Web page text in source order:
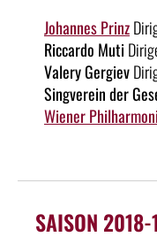
Johannes Prinz
Riccardo Muti
Valery Gergiev
Singverein der
Wiener
SAISON 2018-